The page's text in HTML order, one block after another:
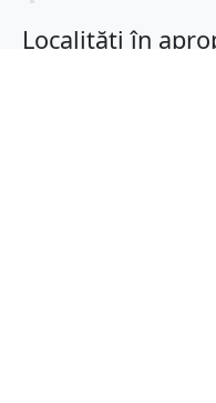
Localități în